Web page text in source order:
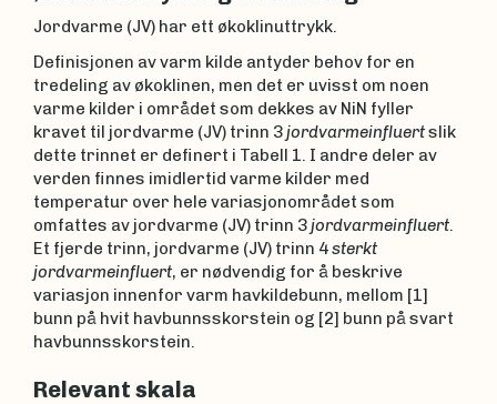
Jordvarme (JV) har ett økoklinuttrykk.
Definisjonen av varm kilde antyder behov for en
tredeling av økoklinen, men det er uvisst om noen
varme kilder i området som dekkes av NiN fyller
kravet til jordvarme (JV) trinn 3jordvarmeinfluertslik
dette trinnet er definert i Tabell 1. I andre deler av
verden finnes imidlertid varme kilder med
temperatur over hele variasjonområdet som
omfattes av jordvarme (JV) trinn 3jordvarmeinfluert
Et fjerde trinn, jordvarme (JV) trinn 4sterkt
jordvarmeinfluert, er nødvendig for å beskrive
variasjon innenfor varm havkildebunn, mellom [1]
bunn på hvit havbunnsskorstein og [2] bunn på svart
havbunnsskorstein.
Relevant skala